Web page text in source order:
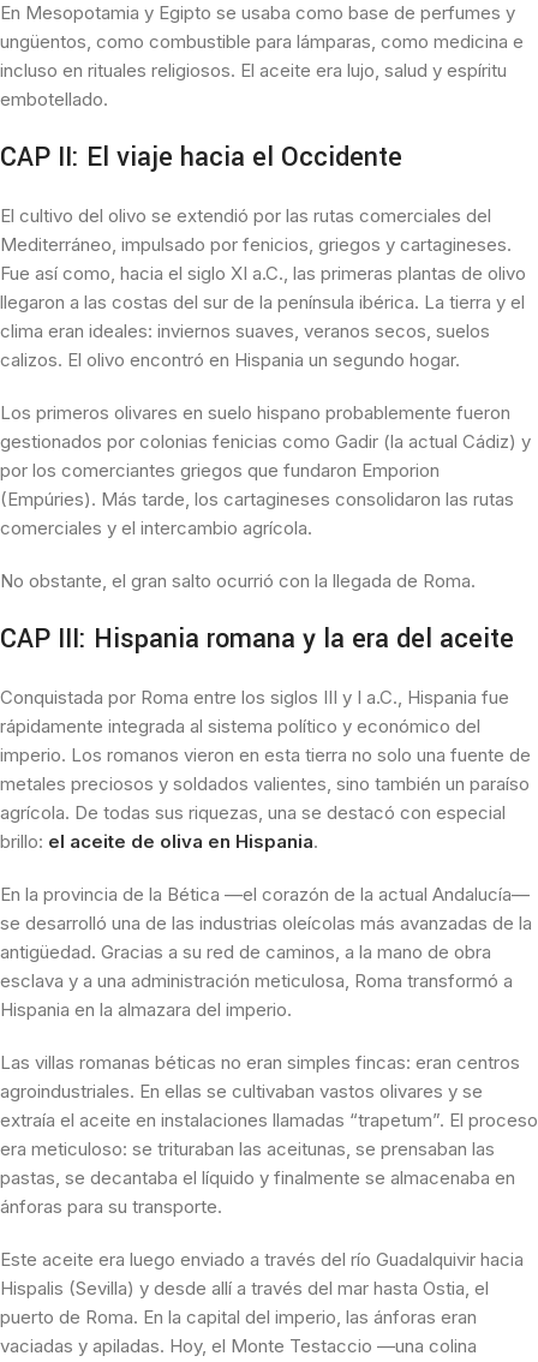
En Mesopotamia y Egipto se usaba como base de perfumes y
ungüentos, como combustible para lámparas, como medicina e
incluso en rituales religiosos. El aceite era lujo, salud y espíritu
embotellado.
CAP II: El viaje hacia el Occidente
El cultivo del olivo se extendió por las rutas comerciales del
Mediterráneo, impulsado por fenicios, griegos y cartagineses.
Fue así como, hacia el siglo XI a.C., las primeras plantas de olivo
llegaron a las costas del sur de la península ibérica. La tierra y el
clima eran ideales: inviernos suaves, veranos secos, suelos
calizos. El olivo encontró en Hispania un segundo hogar.
Los primeros olivares en suelo hispano probablemente fueron
gestionados por colonias fenicias como Gadir (la actual Cádiz) y
por los comerciantes griegos que fundaron Emporion
(Empúries). Más tarde, los cartagineses consolidaron las rutas
comerciales y el intercambio agrícola.
No obstante, el gran salto ocurrió con la llegada de Roma.
CAP III: Hispania romana y la era del aceite
Conquistada por Roma entre los siglos III y I a.C., Hispania fue
rápidamente integrada al sistema político y económico del
imperio. Los romanos vieron en esta tierra no solo una fuente de
metales preciosos y soldados valientes, sino también un paraíso
agrícola. De todas sus riquezas, una se destacó con especial
brillo: el aceite de oliva en Hispania.
En la provincia de la Bética —el corazón de la actual Andalucía—
se desarrolló una de las industrias oleícolas más avanzadas de la
antigüedad. Gracias a su red de caminos, a la mano de obra
esclava y a una administración meticulosa, Roma transformó a
Hispania en la almazara del imperio.
Las villas romanas béticas no eran simples fincas: eran centros
agroindustriales. En ellas se cultivaban vastos olivares y se
extraía el aceite en instalaciones llamadas “trapetum”. El proceso
era meticuloso: se trituraban las aceitunas, se prensaban las
pastas, se decantaba el líquido y finalmente se almacenaba en
ánforas para su transporte.
Este aceite era luego enviado a través del río Guadalquivir hacia
Hispalis (Sevilla) y desde allí a través del mar hasta Ostia, el
puerto de Roma. En la capital del imperio, las ánforas eran
vaciadas y apiladas. Hoy, el Monte Testaccio —una colina